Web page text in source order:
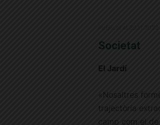
Societat
El Jardí
«Nosaltres
trajectòria
camp com el